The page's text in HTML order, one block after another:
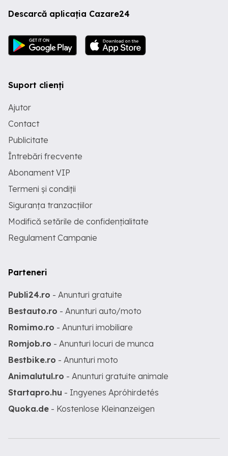
Descarcă aplicația Cazare24
Suport clienți
Ajutor
Contact
Publicitate
Întrebări frecvente
Abonament VIP
Termeni și condiții
Siguranța tranzacțiilor
Modifică setările de confidențialitate
Regulament Campanie
Parteneri
Publi24.ro - Anunturi gratuite
Bestauto.ro - Anunturi auto/moto
Romimo.ro - Anunturi imobiliare
Romjob.ro - Anunturi locuri de munca
Bestbike.ro - Anunturi moto
Animalutul.ro - Anunturi gratuite animale
Startapro.hu - Ingyenes Apróhirdetés
Quoka.de - Kostenlose Kleinanzeigen